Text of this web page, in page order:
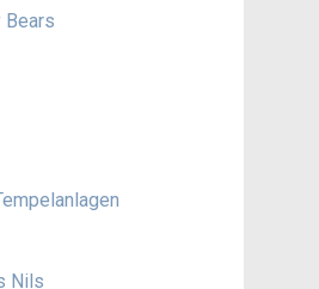
Bears
Nils